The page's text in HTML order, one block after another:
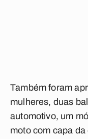
Também foram
mulheres, duas
automotivo, um
moto com capa